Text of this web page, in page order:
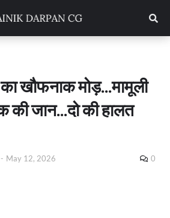
खौफनाक मोड़...मामूली
की जान...दो की हालत
- May 12, 2026 0